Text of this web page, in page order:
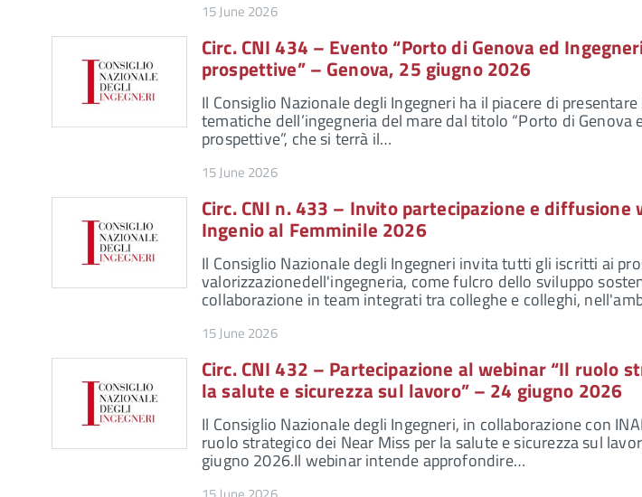
15 June 2026
Circ. CNI 434 – Evento “Porto di Genova ed
prospettive” – Genova, 25 giugno 2026
Il Consiglio Nazionale degli Ingegneri ha il piacere di
tematiche dell’ingegneria del mare dal titolo “Porto di Genova
prospettive”, che si terrà il…
15 June 2026
Circ. CNI n. 433 – Invito partecipazione e diffusione
Ingenio al Femminile 2026
Il Consiglio Nazionale degli Ingegneri invita tutti gli iscritti ai
valorizzazionedell'ingegneria, come fulcro dello sviluppo
collaborazione in team integrati tra colleghe e colleghi,
15 June 2026
Circ. CNI 432 – Partecipazione al webinar “Il ruolo
la salute e sicurezza sul lavoro” – 24 giugno 2026
Il Consiglio Nazionale degli Ingegneri, in collaborazione con
ruolo strategico dei Near Miss per la salute e sicurezza sul
giugno 2026.Il webinar intende approfondire…